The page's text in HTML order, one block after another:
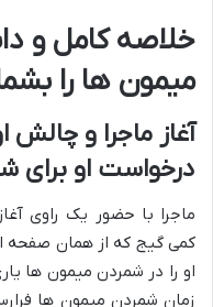
خلاصه کامل و
میمون ها را
آغاز ماجرا و چالش
درخواست او برای
ماجرا با حضور یک راوی
کمی گیج که از همان صفحه
او را در شمردن میمون ها
زمان شمردن میمون ها